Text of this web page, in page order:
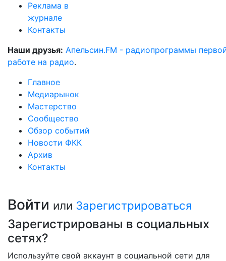
Реклама в
журнале
Контакты
Наши друзья: Апельсин.FM - радиопрограммы
работе на радио.
Главное
Медиарынок
Мастерство
Сообщество
Обзор событий
Новости ФКК
Архив
Контакты
Войти или Зарегистрироваться
Зарегистрированы в социальных
сетях?
Используйте свой аккаунт в социальной сети для